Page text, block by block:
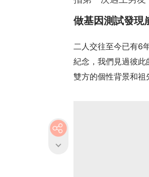
做基因測試發現
二人交往至今已有6
紀念，我們見過彼
雙方的個性背景和祖